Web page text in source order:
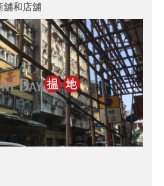
舖和店舖